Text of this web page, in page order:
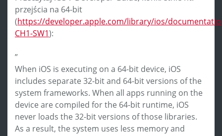
przejścia na 64-bit
(https://developer.apple.com/library/ios/
CH1-SW1):
”
When iOS is executing on a 64-bit device, iOS
includes separate 32-bit and 64-bit versions of the
system frameworks. When all apps running on the
device are compiled for the 64-bit runtime, iOS
never loads the 32-bit versions of those libraries.
As a result, the system uses less memory and